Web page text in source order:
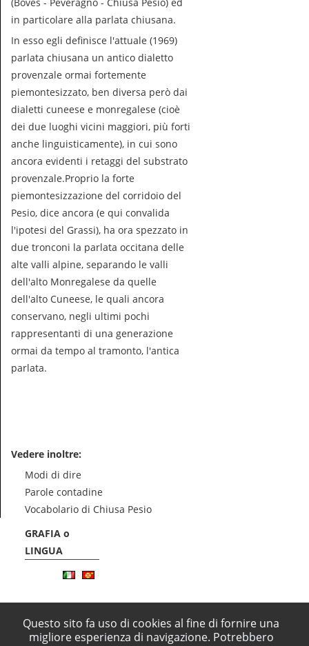
in particolare alla parlata chiusana.
In esso egli definisce l'attuale (1969)
parlata chiusana un antico dialetto
provenzale ormai fortemente
piemontesizzato, ben diversa però dai
dialetti cuneese e monregalese (cioè
dei due luoghi vicini maggiori, più forti
anche linguisticamente), in cui sono
ancora evidenti i retaggi del substrato
provenzale.Proprio la forte
piemontesizzazione del corridoio del
Pesio, dice ancora (e qui convalida
l'ipotesi del Grassi), ha ora spezzato in
due tronconi la parlata occitana delle
alte valli alpine, separando le valli
dell'alto Monregalese da quelle
dell'alto Cuneese, le quali ancora
conservano, negli ultimi pochi
rappresentanti di una generazione
ormai da tempo al tramonto, l'antica
parlata.
Vedere inoltre:
Modi di dire
Parole contadine
Vocabolario di Chiusa Pesio
GRAFIA o
LINGUA
Questo sito fa uso di cookies al fine di fornire una
migliore esperienza di navigazione. Potrebbero